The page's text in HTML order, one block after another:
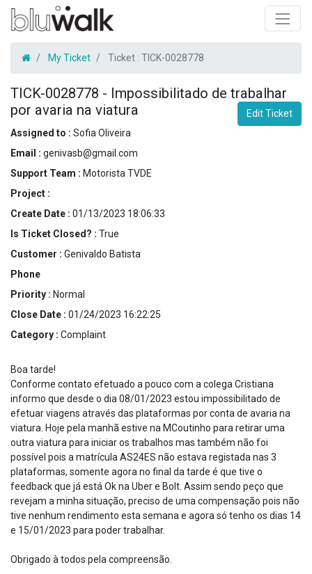
My Ticket Ticket : TICK-0028778
TICK-0028778 - Impossibilitado de trabalhar
por avaria na viatura
Edit Ticket
Assigned to : Sofia Oliveira
Email : genivasb@gmail.com
Support Team : Motorista TVDE
Project :
Create Date : 01/13/2023 18:06:33
Is Ticket Closed? : True
Customer : Genivaldo Batista
Phone
Priority : Normal
Close Date : 01/24/2023 16:22:25
Category : Complaint
Boa tarde!
Conforme contato efetuado a pouco com a colega Cristiana
informo que desde o dia 08/01/2023 estou impossibilitado de
efetuar viagens através das plataformas por conta de avaria na
viatura. Hoje pela manhã estive na MCoutinho para retirar uma
outra viatura para iniciar os trabalhos mas também não foi
possível pois a matrícula AS24ES não estava registada nas 3
plataformas, somente agora no final da tarde é que tive o
feedback que já está Ok na Uber e Bolt. Assim sendo peço que
revejam a minha situação, preciso de uma compensação pois não
tive nenhum rendimento esta semana e agora só tenho os dias 14
e 15/01/2023 para poder trabalhar.
Obrigado à todos pela compreensão.